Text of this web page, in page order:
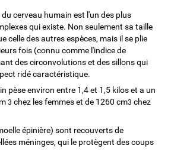
cerveau humain est l'un des plus
qui existe. Non seulement sa taille
celle des autres espèces, mais il se plie
fois (connu comme l'indice de
des circonvolutions et des sillons qui
ridé caractéristique.
pèse environ entre 1,4 et 1,5 kilos et a un
3 chez les femmes et de 1260 cm3 chez
épinière) sont recouverts de
méninges, qui le protègent des coups